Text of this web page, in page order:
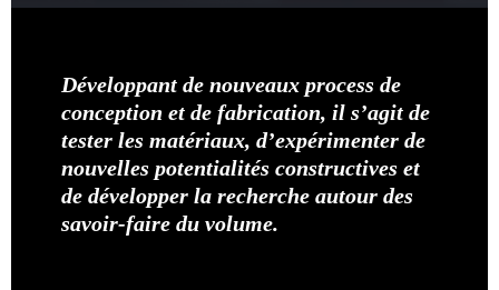
Développant de nouveaux process de
conception et de fabrication, il s’agit de
tester les matériaux, d’expérimenter de
nouvelles potentialités constructives et
de développer la recherche autour des
savoir-faire du volume.